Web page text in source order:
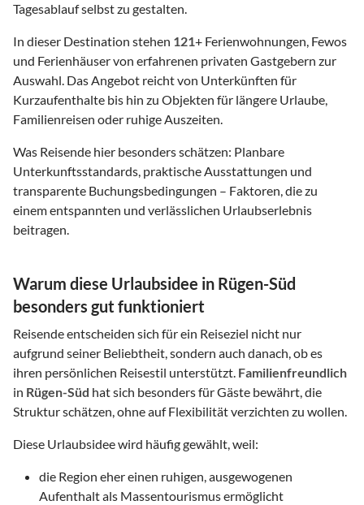
Tagesablauf selbst zu gestalten.
In dieser Destination stehen 121+ Ferienwohnungen, Fewos
und Ferienhäuser von erfahrenen privaten Gastgebern zur
Auswahl. Das Angebot reicht von Unterkünften für
Kurzaufenthalte bis hin zu Objekten für längere Urlaube,
Familienreisen oder ruhige Auszeiten.
Was Reisende hier besonders schätzen: Planbare
Unterkunftsstandards, praktische Ausstattungen und
transparente Buchungsbedingungen – Faktoren, die zu
einem entspannten und verlässlichen Urlaubserlebnis
beitragen.
Warum diese Urlaubsidee in Rügen-Süd
besonders gut funktioniert
Reisende entscheiden sich für ein Reiseziel nicht nur
aufgrund seiner Beliebtheit, sondern auch danach, ob es
ihren persönlichen Reisestil unterstützt. Familienfreundlich
in Rügen-Süd hat sich besonders für Gäste bewährt, die
Struktur schätzen, ohne auf Flexibilität verzichten zu wollen.
Diese Urlaubsidee wird häufig gewählt, weil:
die Region eher einen ruhigen, ausgewogenen
Aufenthalt als Massentourismus ermöglicht